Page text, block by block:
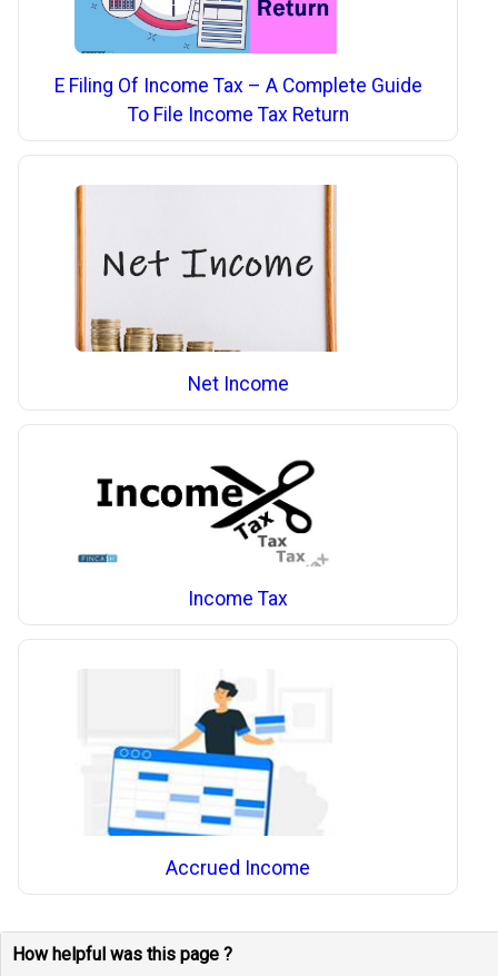
E Filing Of Income Tax – A Complete Guide
To File Income Tax Return
Net Income
Income Tax
Accrued Income
How helpful was this page ?